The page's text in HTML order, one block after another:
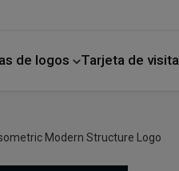
de logos Tarjeta de visita
Modern Structure Logo